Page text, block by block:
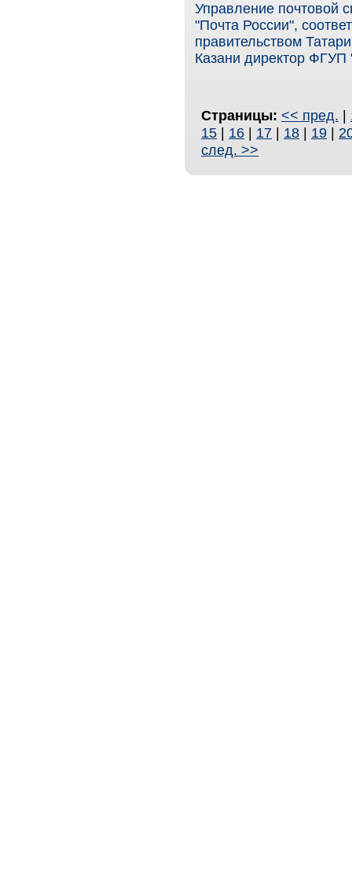
Управление почтовой
"Почта России",
правительством
Казани директор ФГУП
Страницы: << пред. |
15 | 16 | 17 | 18 | 19 |
след. >>